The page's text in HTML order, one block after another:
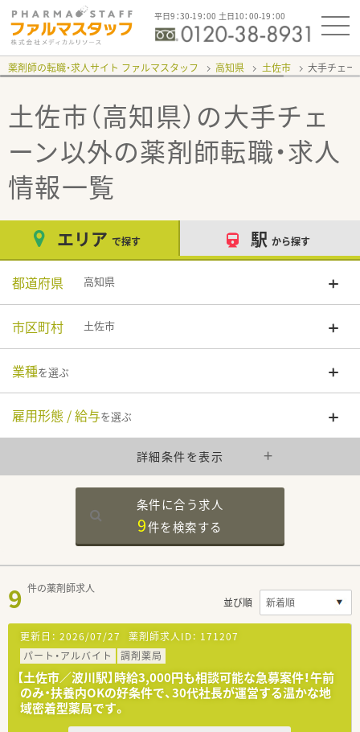
平日9：30-19：00 土日10：00-19：00
薬剤師の転職・求人サイト ファルマスタッフ 高知県 土佐市 大手チェー
土佐市（高知県）の大手チェ
ーン以外の薬剤師転職・求人
情報一覧
エリア で探す 駅 から探す
都道府県 高知県
市区町村 土佐市
業種を選ぶ
雇用形態 / 給与を選ぶ
詳細条件を表示
条件に合う求人
9件を検索する
9 件の薬剤師求人
並び順
更新日： 2026/07/27 薬剤師求人ID： 171207
パート・アルバイト
調剤薬局
【土佐市／波川駅】時給3,000円も相談可能な急募案件！午前
のみ・扶養内OKの好条件で、30代社長が運営する温かな地
域密着型薬局です。